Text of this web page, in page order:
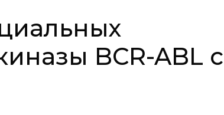
BCR-ABL с